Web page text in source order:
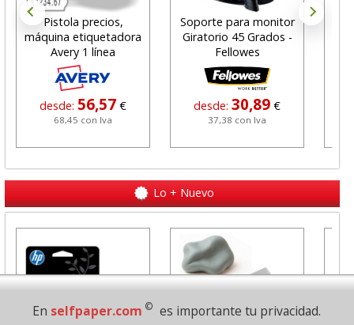
Pistola precios,
máquina etiquetadora
Avery 1 línea
desde: 56,57 €
68,45 con Iva
Soporte para monitor
Giratorio 45 Grados -
Fellowes
desde:30,89 €
37,38 con Iva
Lo + Nuevo
En selfpaper.com © es importante tu privacidad.